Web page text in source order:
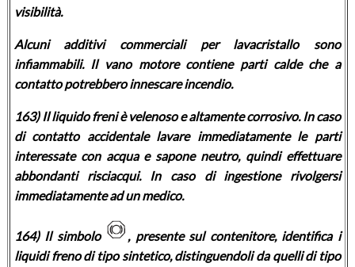
visibilità.
Alcuni additivi commerciali per lavacristallo sono
infiammabili. Il vano motore contiene parti calde che a
contatto potrebbero innescare incendio.
163) Il liquido freni è velenoso e altamente corrosivo. In caso
di contatto accidentale lavare immediatamente le parti
interessate con acqua e sapone neutro, quindi effettuare
abbondanti risciacqui. In caso di ingestione rivolgersi
immediatamente ad un medico.
164) Il simbolo
, presente sul contenitore, identifica i
liquidi freno di tipo sintetico, distinguendoli da quelli di tipo